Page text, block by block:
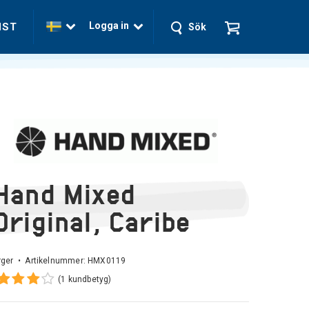
Logga in Sök
Mixed
Caribe
• Artikelnummer: HMX0119
(1 kundbetyg)